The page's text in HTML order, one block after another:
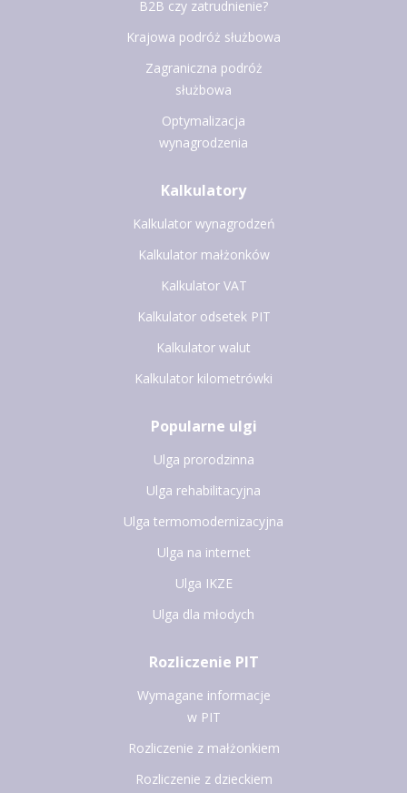
B2B czy zatrudnienie?
Krajowa podróż służbowa
Zagraniczna podróż
służbowa
Optymalizacja
wynagrodzenia
Kalkulatory
Kalkulator wynagrodzeń
Kalkulator małżonków
Kalkulator VAT
Kalkulator odsetek PIT
Kalkulator walut
Kalkulator kilometrówki
Popularne ulgi
Ulga prorodzinna
Ulga rehabilitacyjna
Ulga termomodernizacyjna
Ulga na internet
Ulga IKZE
Ulga dla młodych
Rozliczenie PIT
Wymagane informacje
w PIT
Rozliczenie z małżonkiem
Rozliczenie z dzieckiem